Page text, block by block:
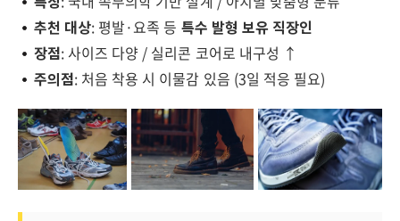
추천 대상: 평발·요족 등 특수 발형 보유 직장인
장점: 사이즈 다양 / 실리콘 코어로 내구성 ↑
주의점: 처음 착용 시 이물감 있음 (3일 적응 필요)